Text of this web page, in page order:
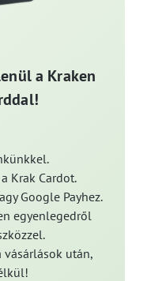
a Kraken
Krak Cardot.
Google Payhez.
egyenlegedről
vásárlások után,